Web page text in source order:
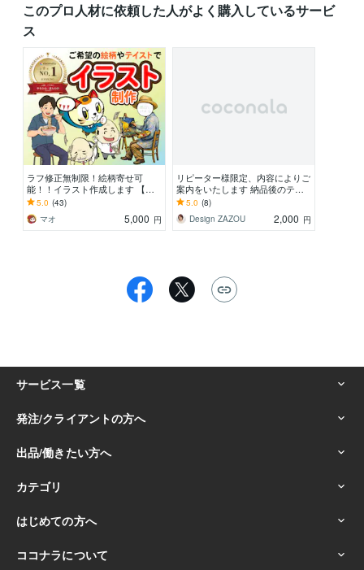
このプロ人材に依頼した人がよく購入しているサービ
ス
ラフ修正無制限！絵柄寄せ可
能！！イラスト作成します 【商
用可】SNS集客・キャラデザ・似
顔絵・アイコン・配信対応
5.0 (43)
マオ
5,000 円
リピーター様限定、内容によりご
案内をいたします 納品後のテキ
5.0 (8)
Design ZAZOU
2,000 円